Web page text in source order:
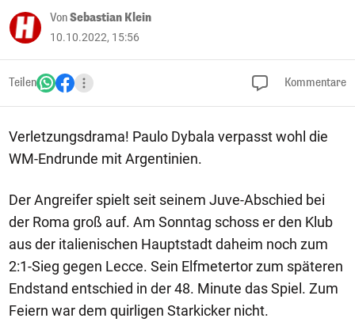
VonSebastian Klein
10.10.2022, 15:56
Teilen Kommentare
Verletzungsdrama! Paulo Dybala verpasst wohl die
WM-Endrunde mit Argentinien.
Der Angreifer spielt seit seinem Juve-Abschied bei
der Roma groß auf. Am Sonntag schoss er den Klub
aus der italienischen Hauptstadt daheim noch zum
2:1-Sieg gegen Lecce. Sein Elfmetertor zum späteren
Endstand entschied in der 48. Minute das Spiel. Zum
Feiern war dem quirligen Starkicker nicht.